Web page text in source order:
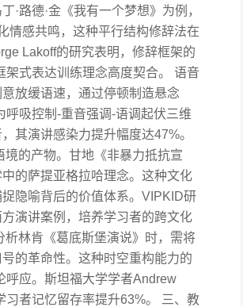
·路德·金《我有一个梦想》为例，
情感共鸣，这种平行结构修辞法在
Lakoff的研究表明，修辞框架的
式表达训练理念高度契合。 语音
放缓语速，通过停顿制造悬念
吸控制-重音强调-语调起伏三维
其演讲感染力提升幅度达47%。
的产物。甘地《非暴力抵抗宣
的萨提亚格拉哈理念。这种文化
隐喻背后的价值体系。VIPKID研
演讲案例，培养学习者的跨文化
林肯《葛底斯堡演说》时，需将
的革命性。这种时空重构能力的
呼应。斯坦福大学学者Andrew
者记忆留存率提升63%。 三、教